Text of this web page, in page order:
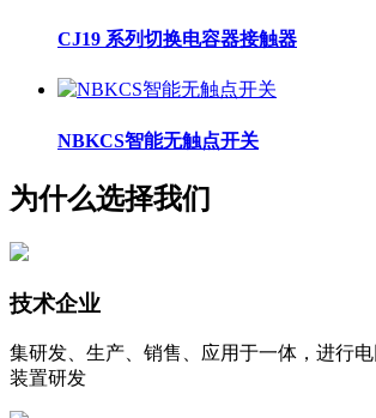
CJ19 系列切换电容器接触器
NBKCS智能无触点开关
为什么选择我们
技术企业
集研发、生产、销售、应用于一体，进行电
装置研发